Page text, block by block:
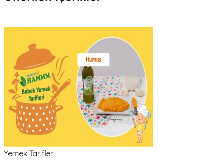
Yemek Tarifleri